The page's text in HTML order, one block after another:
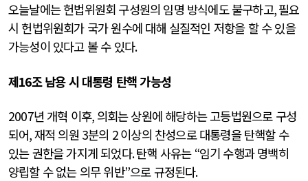
오늘날에는 헌법위원회 구성원의 임명 방식에도 불구하고,필요
시 헌법위원회가 국가 원수에 대해 실질적인 저항을 할 수 있을
가능성이 있다고 볼 수 있다.
제16조 남용 시 대통령 탄핵 가능성
2007년 개혁 이후, 의회는 상원에 해당하는 고등법원으로 구성
되어,재적 의원 3분의 2이상의 찬성으로 대통령을 탄핵할 수
있는 권한을 가지게 되었다.탄핵 사유는 “임기 수행과 명백히
양립할 수 없는 의무 위반”으로 규정된다.